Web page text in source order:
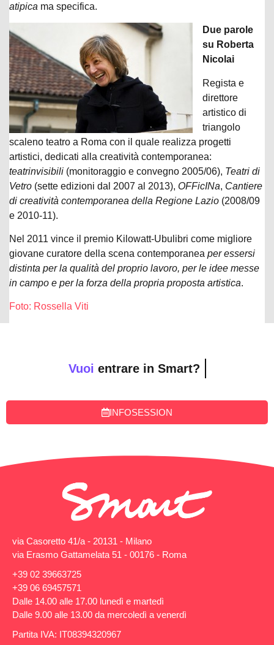
atipica ma specifica.
Due parole
su Roberta
Nicolai
Regista e
direttore
artistico di
triangolo
scaleno teatro a Roma con il quale realizza progetti
artistici, dedicati alla creatività contemporanea:
teatrinvisibili (monitoraggio e convegno 2005/06), Teatri di
Vetro (sette edizioni dal 2007 al 2013), OFFicINa, Cantiere
di creatività contemporanea della Regione Lazio (2008/09
e 2010-11).
Nel 2011 vince il premio Kilowatt-Ubulibri come migliore
giovane curatore della scena contemporanea per essersi
distinta per la qualità del proprio lavoro, per le idee messe
in campo e per la forza della propria proposta artistica.
Foto: Rossella Viti
Vuoi entrare in Smart?
INFOSESSION
via Casoretto 41/a - 20131 - Milano
via Erasmo Gattamelata 51 - 00176 - Roma
+39 02 39663725
+39 06 69457571
Dalle 14.00 alle 17.00 lunedì e martedì
Dalle 9.00 alle 13.00 da mercoledì a venerdì
Partita IVA: IT08394320967